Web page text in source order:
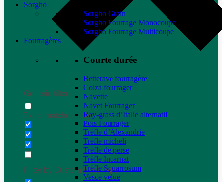
Generic filters
Exact matches only
Filter by Custom Post Type
Sorgho
Sorgho Grain
Sorgho Fourrage Monocoupe
Sorgho Fourrage Multicoupe
Fourragères
Courte durée
Betterave fourragère
Colza fourrager
Navette
Navet Fourrager
Ray-grass d’Italie alternatif
Pois Fourrager
Trèfle d’Alexandrie
Trèfle micheli
Trèfle de perse
Trèfle Incarnat
Trèfle Squarrosum
Vesce velue